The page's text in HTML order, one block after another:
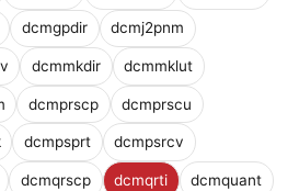
dcmgpdir dcmj2pnm
dcmmkdir dcmmklut
dcmprscp dcmprscu
dcmpsprt dcmpsrcv
dcmqrscp dcmqrti dcmquant